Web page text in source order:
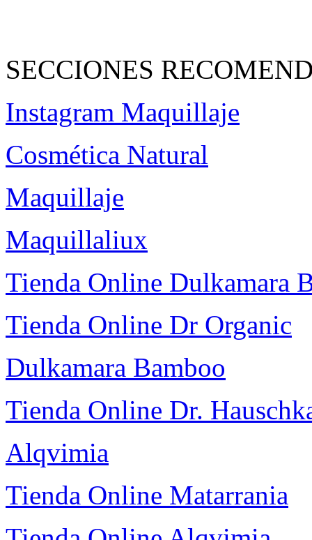
SECCIONES
Instagram Maquillaje
Cosmética Natural
Maquillaje
Maquillaliux
Tienda Online Dulkamara
Tienda Online Dr Organic
Dulkamara Bamboo
Tienda Online Dr.
Alqvimia
Tienda Online Matarrania